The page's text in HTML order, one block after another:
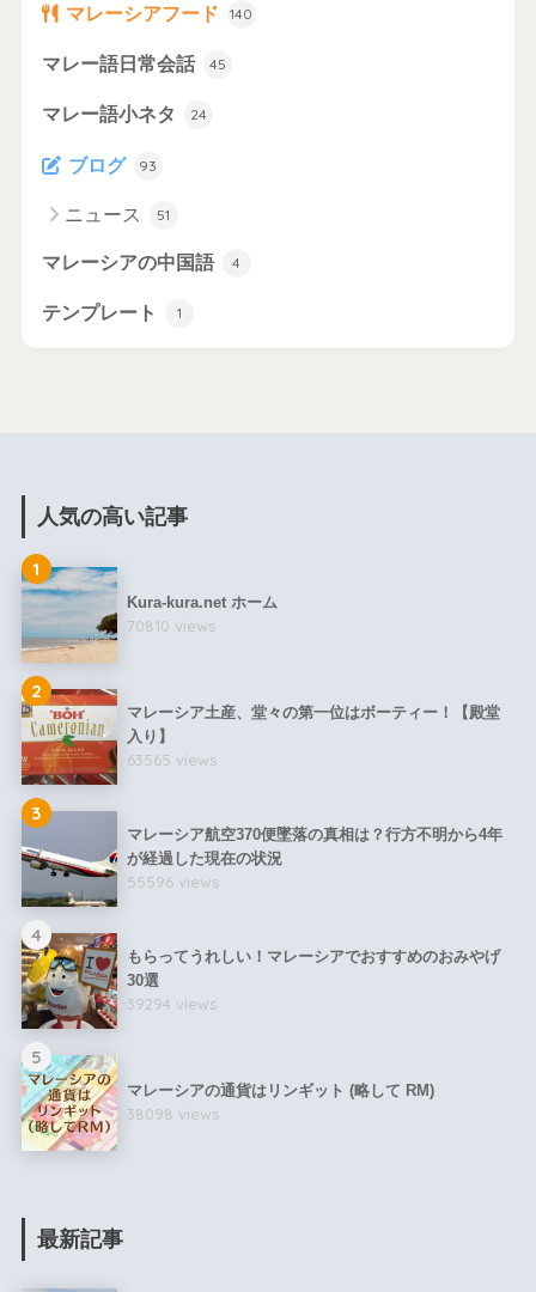
マレーシアフード 140
マレー語日常会話 45
マレー語小ネタ 24
ブログ 93
ニュース 51
マレーシアの中国語 4
テンプレート 1
人気の高い記事
1
Kura-kura.net ホーム
70810 views
2
マレーシア土産、堂々の第一位はボーティー！【殿堂
入り】
63565 views
3
マレーシア航空370便墜落の真相は？行方不明から4年
が経過した現在の状況
55596 views
4
もらってうれしい！マレーシアでおすすめのおみやげ
30選
39294 views
5
マレーシアの通貨はリンギット (略して RM)
38098 views
最新記事